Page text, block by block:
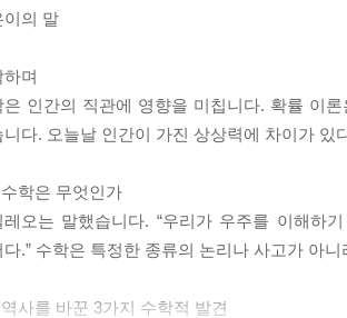
이의 말
며
은 인간의 직관에 영향을 미칩니다. 확률 이
니다. 오늘날 인간이 가진 상상력에 차이가
학은 무엇인가
레오는 말했습니다. “우리가 우주를 이해하
다.” 수학은 특정한 종류의 논리나 사고가 아
사를 바꾼 3가지 수학적 발견